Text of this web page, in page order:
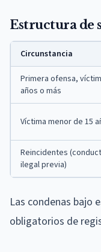
Estructura de
Circunstancia
Primera ofensa,
años o más
Víctima menor de 15
Reincidentes
ilegal previa)
Las condenas bajo
obligatorios de